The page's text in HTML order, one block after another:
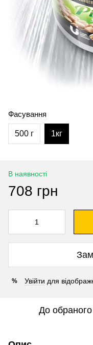
Фасування
500 г 1кг
В наявності
708 грн
% Увійти для
До обраного